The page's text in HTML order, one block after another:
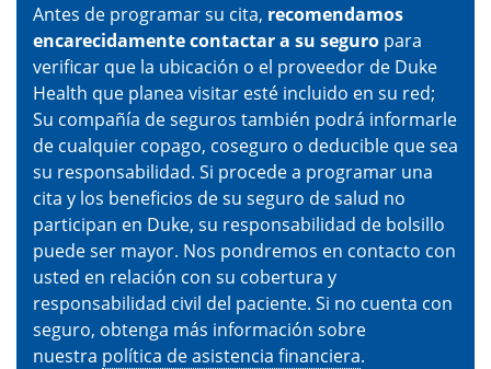
Antes de programar su cita, recomendamos
encarecidamente contactar a su seguro para
verificar que la ubicación o el proveedor de Duke
Health que planea visitar esté incluido en su red;
Su compañía de seguros también podrá informarle
de cualquier copago, coseguro o deducible que sea
su responsabilidad. Si procede a programar una
cita y los beneficios de su seguro de salud no
participan en Duke, su responsabilidad de bolsillo
puede ser mayor. Nos pondremos en contacto con
usted en relación con su cobertura y
responsabilidad civil del paciente. Si no cuenta con
seguro, obtenga más información sobre
nuestra política de asistencia financiera.